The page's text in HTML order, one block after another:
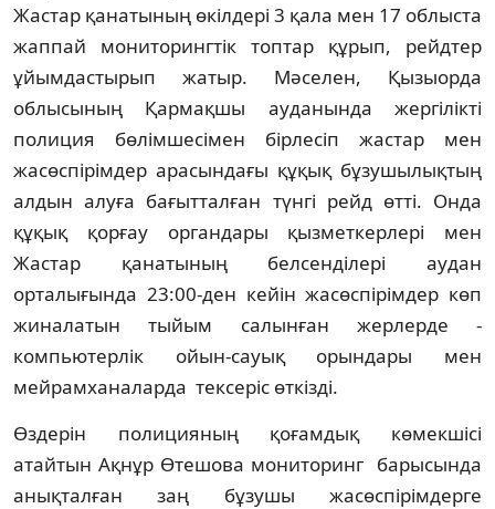
Жастар қанатының өкілдері 3 қала мен 17 облыста
жаппай мониторингтік топтар құрып, рейдтер
ұйымдастырып жатыр. Мәселен, Қызыорда
облысының Қармақшы ауданында жергілікті
полиция бөлімшесімен бірлесіп жастар мен
жасөспірімдер арасындағы құқық бұзушылықтың
алдын алуға бағытталған түнгі рейд өтті. Онда
құқық қорғау органдары қызметкерлері мен
Жастар қанатының белсенділері аудан
орталығында 23:00-ден кейін жасөспірімдер көп
жиналатын тыйым салынған жерлерде -
компьютерлік ойын-сауық орындары мен
мейрамханаларда тексеріс өткізді.
Өздерін полицияның қоғамдық көмекшісі
атайтын Ақнұр Өтешова мониторинг барысында
анықталған заң бұзушы жасөспірімдерге